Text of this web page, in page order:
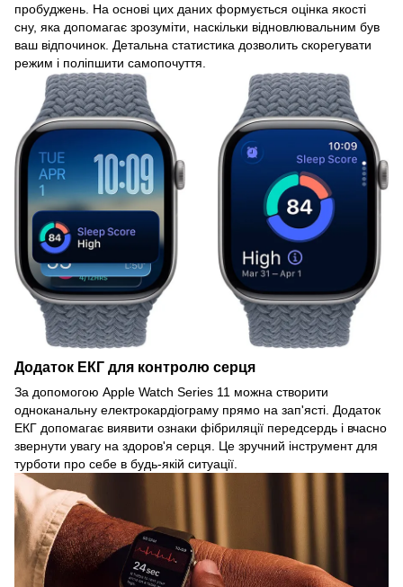
пробуджень. На основі цих даних формується оцінка якості
сну, яка допомагає зрозуміти, наскільки відновлювальним був
ваш відпочинок. Детальна статистика дозволить скорегувати
режим і поліпшити самопочуття.
Додаток ЕКГ для контролю серця
За допомогою Apple Watch Series 11 можна створити
одноканальну електрокардіограму прямо на зап'ясті. Додаток
ЕКГ допомагає виявити ознаки фібриляції передсердь і вчасно
звернути увагу на здоров'я серця. Це зручний інструмент для
турботи про себе в будь-якій ситуації.